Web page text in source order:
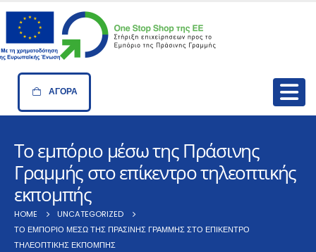
ΑΓΟΡΑ
Το εμπόριο μέσω της Πράσινης
Γραμμής στο επίκεντρο τηλεοπτικής
εκπομπής
HOME
UNCATEGORIZED
ΤΟ ΕΜΠΌΡΙΟ ΜΈΣΩ ΤΗΣ ΠΡΆΣΙΝΗΣ ΓΡΑΜΜΉΣ ΣΤΟ ΕΠΊΚΕΝΤΡΟ
ΤΗΛΕΟΠΤΙΚΉΣ ΕΚΠΟΜΠΉΣ